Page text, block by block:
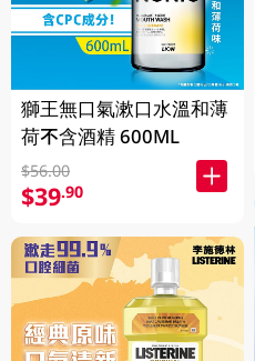
獅王無口氣漱口水溫和薄
荷不含酒精 600ML
$56.00
$39.90